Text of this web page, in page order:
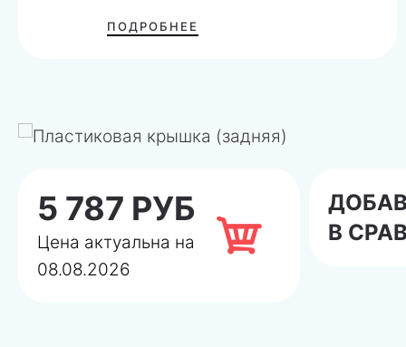
ПОДРОБНЕЕ
5 787 РУБ
Цена актуальна на
08.08.2026
В